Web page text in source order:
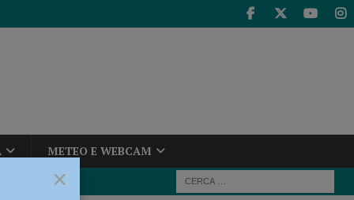
METEO E WEBCAM
×